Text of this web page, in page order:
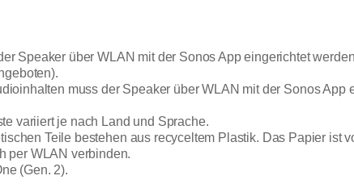
Speaker über WLAN mit der Sonos App eingerichtet
muss der Speaker über WLAN mit der Sonos
variiert je nach Land und Sprache.
Teile bestehen aus recyceltem Plastik. Das Papier ist
per WLAN verbinden.
(Gen. 2).